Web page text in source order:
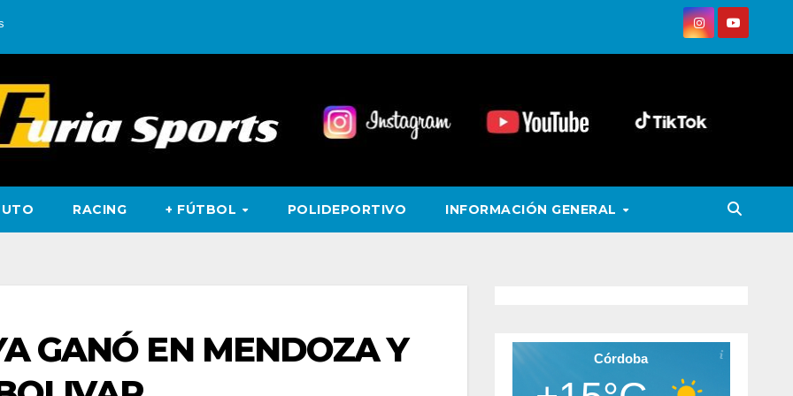
RACING + FÚTBOL POLIDEPORTIVO INFORMACIÓN GENERAL
GANÓ EN MENDOZA Y
Córdoba